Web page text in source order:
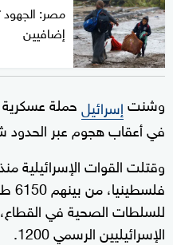
مصر:
إضافيين
وشنتإسرائيلحملة
في أعقاب هجوم عبر الحدود
للسلطات الصحية في القطاع،
الإسرائيليين الرسمي 1200.